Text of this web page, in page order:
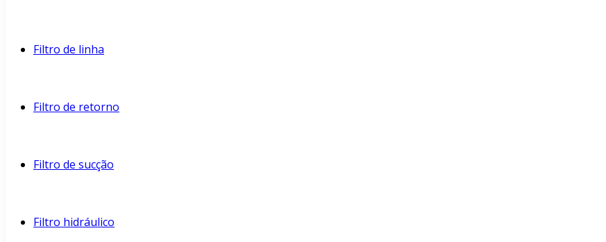
Filtro de linha
Filtro de retorno
Filtro de sucção
Filtro hidráulico